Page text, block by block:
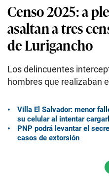
Censo 2025: a
asaltan a tres
de Lurigancho
Los delincuentes
hombres que realizaban
Villa El Salvador: menor
su celular al intentar
PNP podrá levantar el
casos de extorsión